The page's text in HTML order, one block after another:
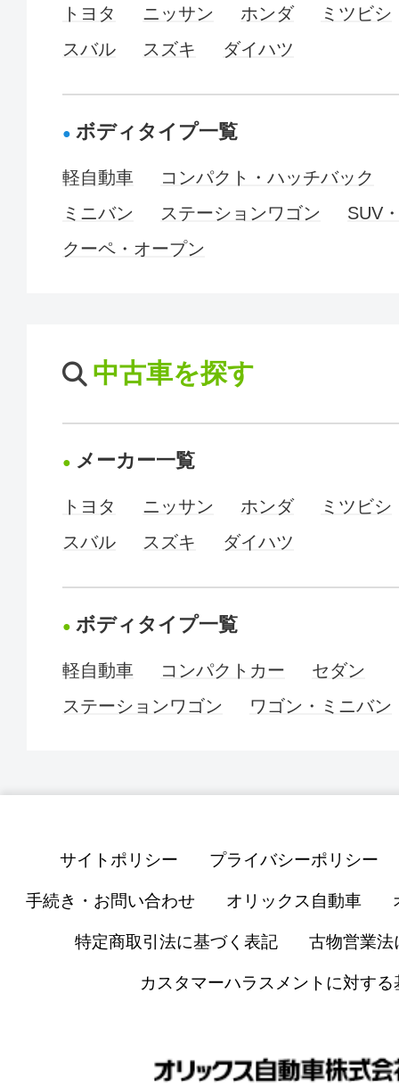
トヨタ ニッサン ホンダ
ミツビシ
スバル
スズキ ダイハツ
ボディタイプ一覧
軽自動車
コンパクト・ハッチバック
ミニバン
ステーションワゴン
SUV
クーペ・オープン
中古車を探す
メーカー一覧
トヨタ ニッサン ホンダ
ミツビシ
スバル
スズキ ダイハツ
ボディタイプ一覧
軽自動車 コンパクトカー
セダン
ステーションワゴン
ワゴン・ミニバン
サイトポリシー プライバシーポリシー
手続き・お問い合わせ オリックス自動車
特定商取引法に基づく表記 古物営業法
カスタマーハラスメントに対する